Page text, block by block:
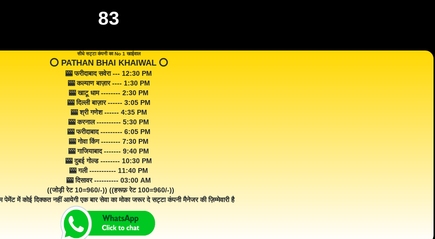
83
सीधे सट्टा कंपनी का No 1 खाईवाल
⭕️ PATHAN BHAI KHAIWAL ⭕️
🎰 फरीदाबाद सवेरा --- 12:30 PM
🎰 कल्याण बाज़ार ---- 1:30 PM
🎰 खाटू धाम -------- 2:30 PM
🎰 दिल्ली बाज़ार ------ 3:05 PM
🎰 श्री गणेश ------ 4:35 PM
🎰 करनाल ---------- 5:30 PM
🎰 फरीदाबाद --------- 6:05 PM
🎰 गोवा किंग -------- 7:30 PM
🎰 गाजियाबाद ------- 9:40 PM
🎰 दुबई गोल्ड -------- 10:30 PM
🎰 गली ----------- 11:40 PM
🎰 दिसावर ---------- 03:00 AM
((जोड़ी रेट 10=960/-)) ((हरूफ़ रेट 100=960/-))
पेमेंट में कोई दिक्कत नहीं आयेगी एक बार सेवा का मोका जरूर दे सट्टा कंपनी मैनेजर की ज़िम्मेवारी है